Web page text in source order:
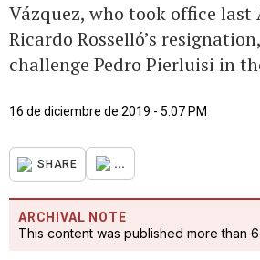
Vázquez, who took office
Ricardo Rosselló’s
challenge Pedro Pierluisi in
16 de diciembre de 2019 - 5:07 PM
SHARE ...
ARCHIVAL NOTE
This content was published more than